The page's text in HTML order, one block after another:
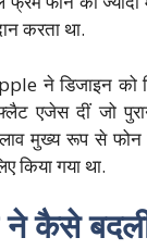
करता था.
ने डिजाइन को
एजेस दीं जो
मुख्य रूप से
किया गया था.
ने कैसे